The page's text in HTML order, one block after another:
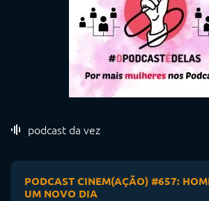
podcast da vez
PODCAST CINEM(AÇÃO) #657:
UM NOVO DIA